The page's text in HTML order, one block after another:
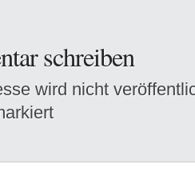
schreiben
wird nicht